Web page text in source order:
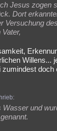
Jesus zogen
Dort
Versuchung
Willens...
zumindest
Wasser und